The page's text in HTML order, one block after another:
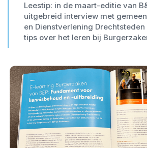
Leestip: in de maart-editie van
uitgebreid interview met
en Dienstverlening
tips over het leren bij